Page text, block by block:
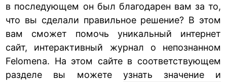
в последующем он был благодарен вам за то,
что вы сделали правильное решение? В этом
вам сможет помочь уникальный интернет
сайт, интерактивный журнал о непознанном
Felomena. На этом сайте в соответствующем
разделе вы можете узнать значение и